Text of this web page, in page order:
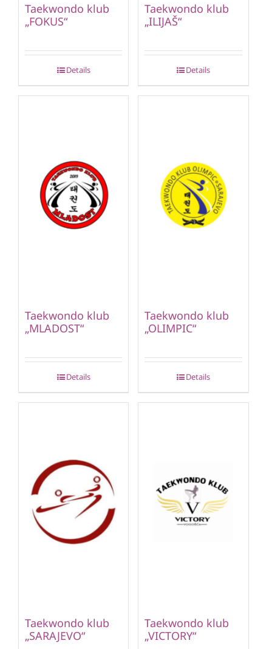
Taekwondo klub
„FOKUS“
Details
Taekwondo klub
„ILIJAŠ“
Details
Taekwondo klub
„MLADOST“
Details
Taekwondo klub
„OLIMPIC“
Details
Taekwondo klub
„SARAJEVO“
Taekwondo klub
„VICTORY“